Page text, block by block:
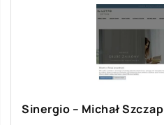
Sinergio – Michał Szczap